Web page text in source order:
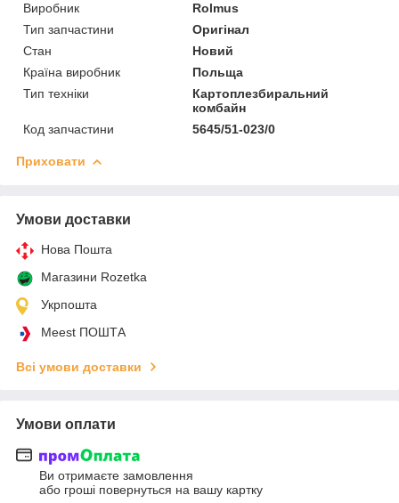
Виробник
Rolmus
Тип запчастини
Оригінал
Стан
Новий
Країна виробник
Польща
Тип техніки
Картоплезбиральний
комбайн
Код запчастини
5645/51-023/0
Приховати
Умови доставки
Нова Пошта
Магазини Rozetka
Укрпошта
Meest ПОШТА
Всі умови доставки
Умови оплати
Ви отримаєте замовлення
або гроші повернуться на вашу картку